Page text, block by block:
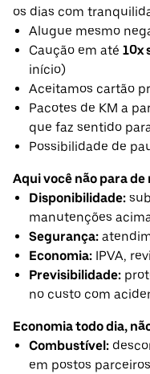
os dias com
Alugue mesmo
Caução em até 10x
início)
Aceitamos cartão
Pacotes de KM a
que faz sentido
Possibilidade de
Aqui você não para de
Disponibilidade:
manutenções
Segurança:
Economia: IPVA,
Previsibilidade:
no custo com
Economia todo dia,
Combustível:
em postos parceiros